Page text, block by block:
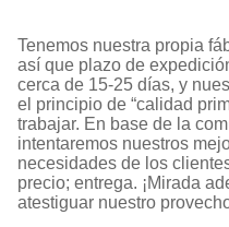
Tenemos nuestra propia
así que plazo de
cerca de 15-25 días, y
el principio de “calidad
trabajar. En base de la
intentaremos nuestros
necesidades de los
precio; entrega. ¡Mirada
atestiguar nuestro